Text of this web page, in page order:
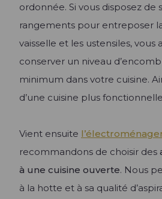
ordonnée. Si vous disposez de
rangements pour entreposer
vaisselle et les ustensiles, vous
conserver un niveau
minimum dans votre cuisine.
d’une cuisine plus
Vient ensuite
recommandons de choisir des
à une cuisine ouverte. Nous
à la hotte et à sa qualité